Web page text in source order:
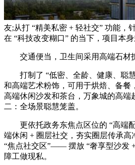
友;从打 “精美私密 + 轻社交” 功能
在 “科技改变糊口” 的当下，项目本身
交通便当，卫生间采用高端石材拆
打制了 “低密、全龄、健康、聪慧
和高端艺术粉饰，可用于烘焙、备
高端休闲沙发和茶台，万象城的高端
二：全场景聪慧笼盖。
更依托政务东焦点区位的 “高端配
端休闲 + 圈层社交，夯实圈层传承高
“焦点社交区”—— 摆放 “奢享型沙发
障工做现私。